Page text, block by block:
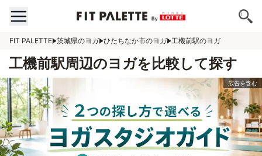
FIT PALETTE 茨城県のヨガ ひたちなか市のヨガ 工機前駅のヨガ
工機前駅周辺のヨガを比較して探す